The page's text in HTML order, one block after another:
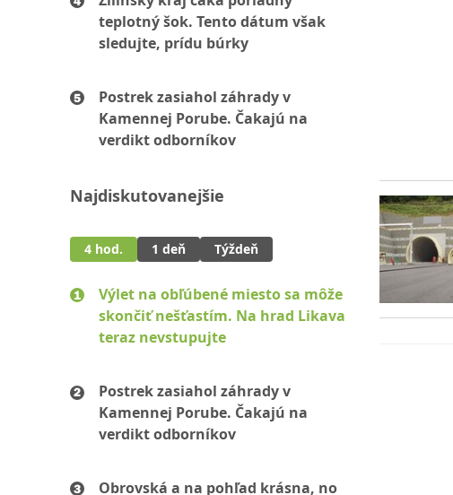
teplotný šok. Tento dátum však
sledujte, prídu búrky
Postrek zasiahol záhrady v
Kamennej Porube. Čakajú na
verdikt odborníkov
Najdiskutovanejšie
4 hod. 1 deň Týždeň
Výlet na obľúbené miesto sa môže
skončiť nešťastím. Na hrad Likava
teraz nevstupujte
Postrek zasiahol záhrady v
Kamennej Porube. Čakajú na
verdikt odborníkov
Obrovská a na pohľad krásna, no